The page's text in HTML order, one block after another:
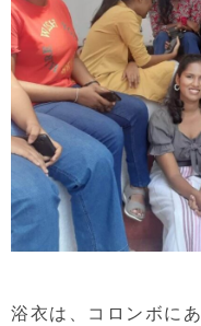
浴衣は、コロンボに